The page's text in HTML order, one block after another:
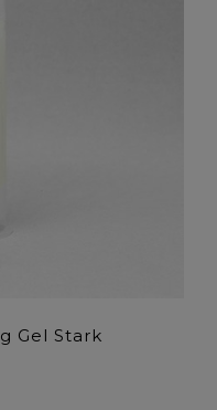
Gel Stark